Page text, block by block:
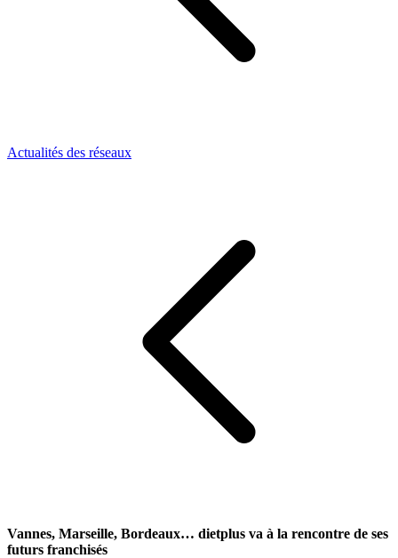
Actualités des réseaux
Vannes, Marseille, Bordeaux… dietplus va à la rencontre de ses
futurs franchisés